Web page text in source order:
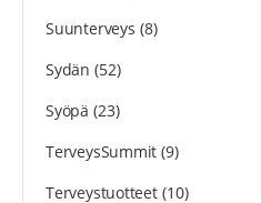
Suunterveys (8)
Sydän (52)
Syöpä (23)
TerveysSummit (9)
Terveystuotteet(10)